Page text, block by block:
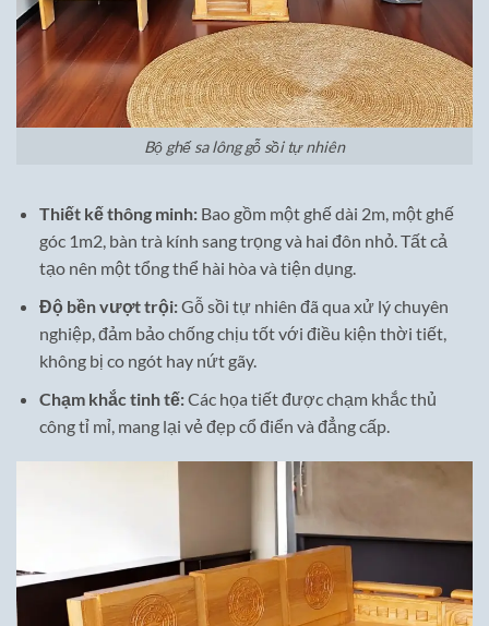
Bộ ghế sa lông gỗ sồi tự nhiên
Thiết kế thông minh:Bao gồm một ghế dài 2m, một ghế
góc 1m2, bàn trà kính sang trọng và hai đôn nhỏ. Tất cả
tạo nên một tổng thể hài hòa và tiện dụng.
Độ bền vượt trội:Gỗ sồi tự nhiên đã qua xử lý chuyên
nghiệp, đảm bảo chống chịu tốt với điều kiện thời tiết,
không bị co ngót hay nứt gãy.
Chạm khắc tinh tế:Các họa tiết được chạm khắc thủ
công tỉ mỉ, mang lại vẻ đẹp cổ điển và đẳng cấp.